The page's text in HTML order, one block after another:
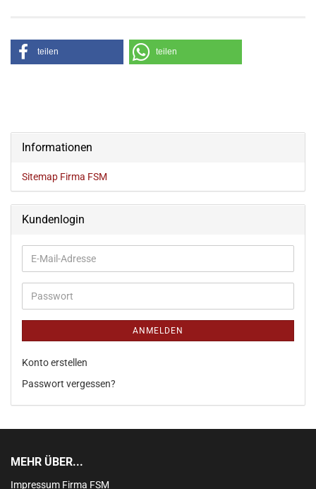
teilen teilen
Informationen
Sitemap Firma FSM
Kundenlogin
ANMELDEN
Konto erstellen
Passwort vergessen?
MEHR ÜBER...
Impressum Firma FSM